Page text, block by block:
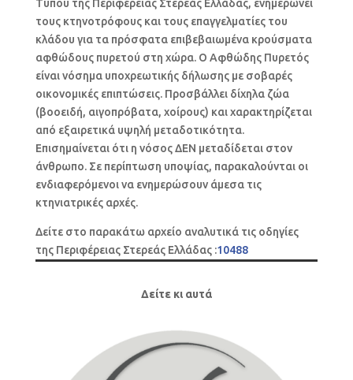
Τύπου της Περιφέρειας Στερεάς Ελλάδας, ενημερώνει
τους κτηνοτρόφους και τους επαγγελματίες του
κλάδου για τα πρόσφατα επιβεβαιωμένα κρούσματα
αφθώδους πυρετού στη χώρα. Ο Αφθώδης Πυρετός
είναι νόσημα υποχρεωτικής δήλωσης με σοβαρές
οικονομικές επιπτώσεις. Προσβάλλει δίχηλα ζώα
(βοοειδή, αιγοπρόβατα, χοίρους) και χαρακτηρίζεται
από εξαιρετικά υψηλή μεταδοτικότητα.
Επισημαίνεται ότι η νόσος ΔΕΝ μεταδίδεται στον
άνθρωπο. Σε περίπτωση υποψίας, παρακαλούνται οι
ενδιαφερόμενοι να ενημερώσουν άμεσα τις
κτηνιατρικές αρχές.
Δείτε στο παρακάτω αρχείο αναλυτικά τις οδηγίες
της Περιφέρειας Στερεάς Ελλάδας :10488
Δείτε κι αυτά